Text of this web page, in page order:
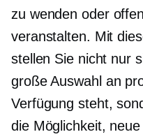
zu wenden oder
veranstalten. Mit
stellen Sie nicht nur
große Auswahl an
Verfügung steht,
die Möglichkeit,